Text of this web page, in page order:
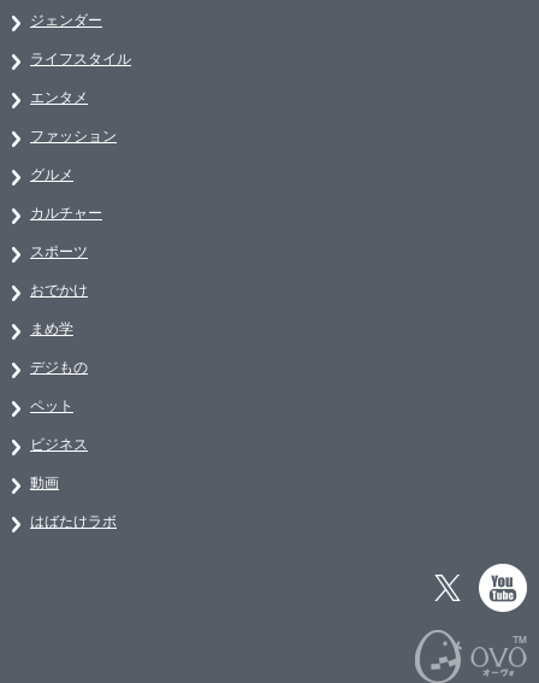
ジェンダー
ライフスタイル
エンタメ
ファッション
グルメ
カルチャー
スポーツ
おでかけ
まめ学
デジもの
ペット
ビジネス
動画
はばたけラボ